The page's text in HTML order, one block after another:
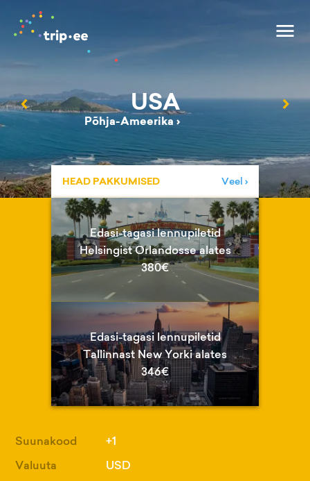
‹ USA
Põhja-Ameerika ›
›
HEAD PAKKUMISED Veel ›
Edasi-tagasi lennupiletid
Helsingist Orlandosse alates
380€
Edasi-tagasi lennupiletid
Tallinnast New Yorki alates
346€
Suunakood
+1
Valuuta
USD